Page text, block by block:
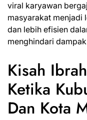
viral karyawan
masyarakat menjadi
dan lebih efisien
menghindari
Kisah
Ketika
Dan Kota